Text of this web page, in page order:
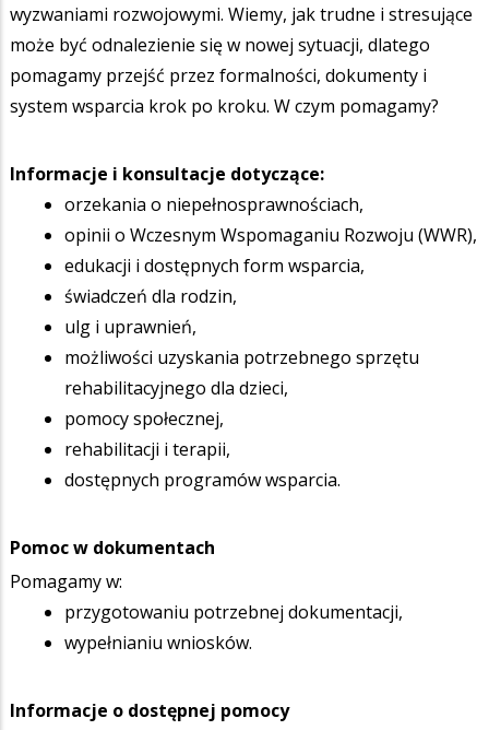
wyzwaniami rozwojowymi. Wiemy, jak trudne i stresujące
może być odnalezienie się w nowej sytuacji, dlatego
pomagamy przejść przez formalności, dokumenty i
system wsparcia krok po kroku. W czym pomagamy?
Informacje i konsultacje dotyczące:
orzekania o niepełnosprawnościach,
opinii o Wczesnym Wspomaganiu Rozwoju (WWR),
edukacji i dostępnych form wsparcia,
świadczeń dla rodzin,
ulg i uprawnień,
możliwości uzyskania potrzebnego sprzętu
rehabilitacyjnego dla dzieci,
pomocy społecznej,
rehabilitacji i terapii,
dostępnych programów wsparcia.
Pomoc w dokumentach
Pomagamy w:
przygotowaniu potrzebnej dokumentacji,
wypełnianiu wniosków.
Informacje o dostępnej pomocy